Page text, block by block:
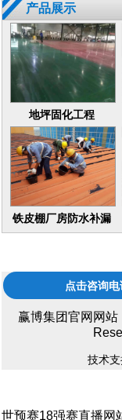
产品展示
地坪固化工程
铁皮棚厂房防水补漏
点击咨询
赢博集团官网网
技术
世预赛18强赛直播网